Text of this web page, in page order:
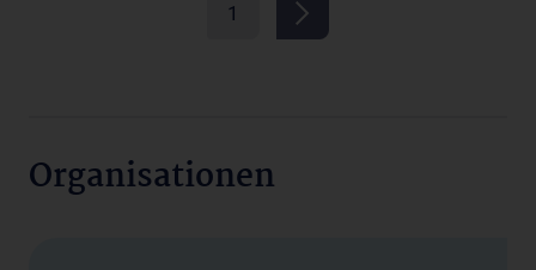
1
Organisationen